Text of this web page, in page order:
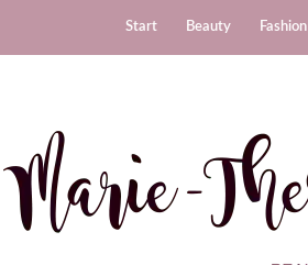
Start Beauty Fashion